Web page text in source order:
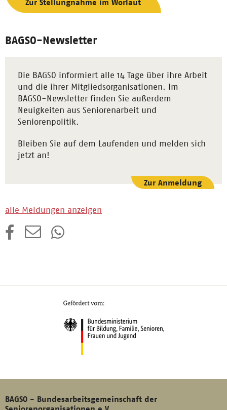
Zur Stellungnahme im Worlaut
BAGSO-Newsletter
Die BAGSO informiert alle 14 Tage über ihre Arbeit
und die ihrer Mitgliedsorganisationen. Im
BAGSO-Newsletter finden Sie außerdem
Neuigkeiten aus Seniorenarbeit und
Seniorenpolitik.
Bleiben Sie auf dem Laufenden und melden sich
jetzt an!
Zur Anmeldung
alle Meldungen anzeigen
BAGSO - Bundesarbeitsgemeinschaft der